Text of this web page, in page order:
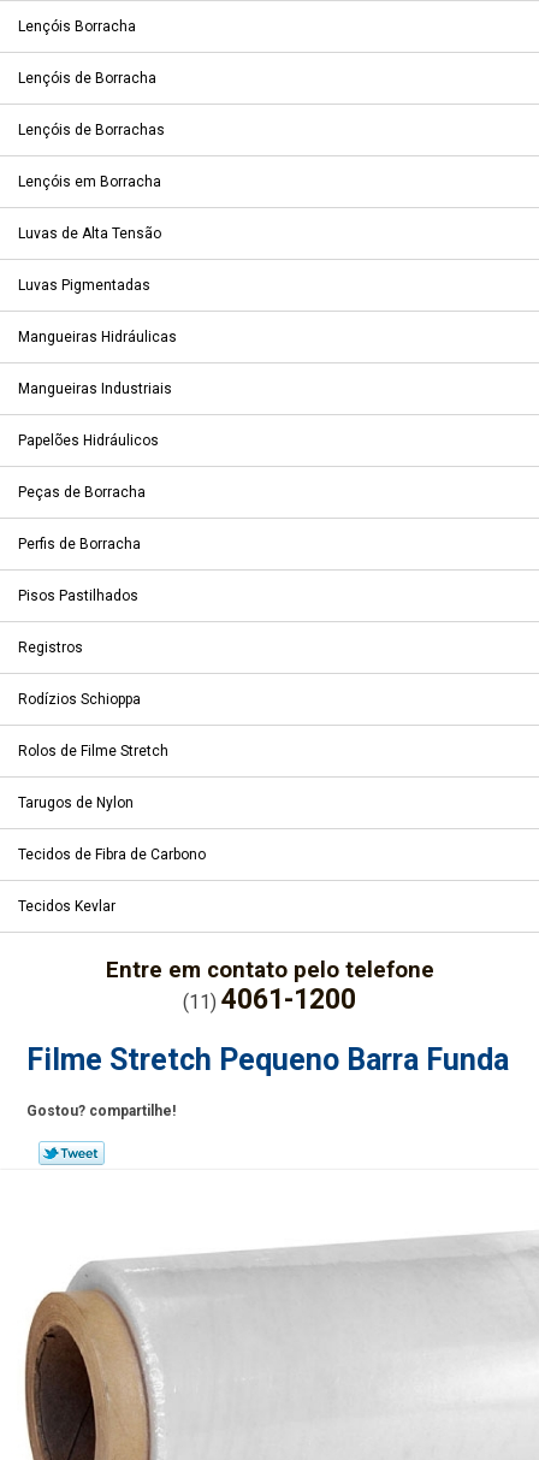
Lençóis Borracha
Lençóis de Borracha
Lençóis de Borrachas
Lençóis em Borracha
Luvas de Alta Tensão
Luvas Pigmentadas
Mangueiras Hidráulicas
Mangueiras Industriais
Papelões Hidráulicos
Peças de Borracha
Perfis de Borracha
Pisos Pastilhados
Registros
Rodízios Schioppa
Rolos de Filme Stretch
Tarugos de Nylon
Tecidos de Fibra de Carbono
Tecidos Kevlar
Entre em contato pelo telefone
(11) 4061-1200
Filme Stretch Pequeno Barra Funda
Gostou? compartilhe!